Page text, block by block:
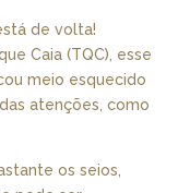
de volta!
Caia (TQC), esse
meio esquecido
atenções, como
os seios,